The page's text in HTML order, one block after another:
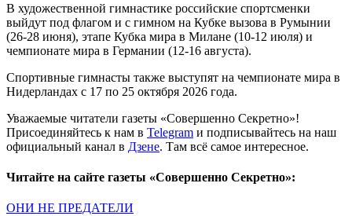
В художественной гимнастике российские спортсменки
выйдут под флагом и с гимном на Кубке вызова в Румынии
(26-28 июня), этапе Кубка мира в Милане (10-12 июля) и
чемпионате мира в Германии (12-16 августа).
Спортивные гимнасты также выступят на чемпионате мира в
Нидерландах с 17 по 25 октября 2026 года.
Уважаемые читатели газеты «Совершенно Секретно»!
Присоединяйтесь к нам в Telegram и подписывайтесь на наш
официальный канал в Дзене. Там всё самое интересное.
Читайте на сайте газеты «Совершенно Секретно»:
ОНИ НЕ ПРЕДАТЕЛИ